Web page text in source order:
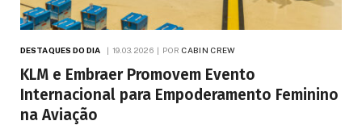
DESTAQUES DO DIA 19.03.2026 POR CABIN CREW
KLM e Embraer Promovem Evento
Internacional para Empoderamento Feminino
na Aviação